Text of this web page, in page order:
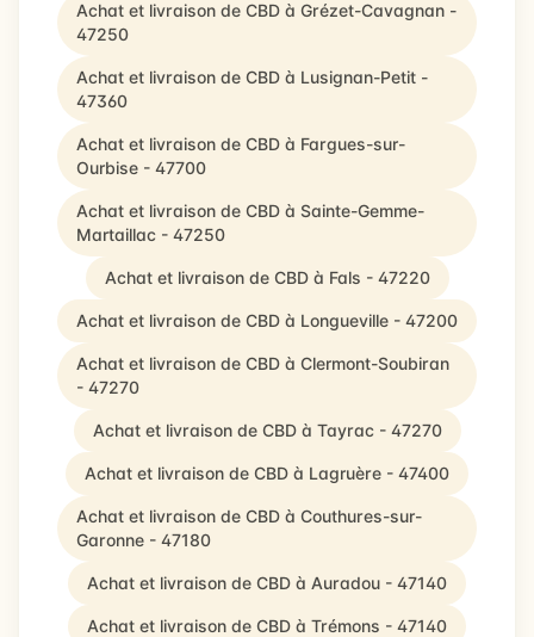
Achat et livraison de CBD à Grézet-Cavagnan -
47250
Achat et livraison de CBD à Lusignan-Petit -
47360
Achat et livraison de CBD à Fargues-sur-
Ourbise - 47700
Achat et livraison de CBD à Sainte-Gemme-
Martaillac - 47250
Achat et livraison de CBD à Fals - 47220
Achat et livraison de CBD à Longueville - 47200
Achat et livraison de CBD à Clermont-Soubiran
- 47270
Achat et livraison de CBD à Tayrac - 47270
Achat et livraison de CBD à Lagruère - 47400
Achat et livraison de CBD à Couthures-sur-
Garonne - 47180
Achat et livraison de CBD à Auradou - 47140
Achat et livraison de CBD à Trémons - 47140